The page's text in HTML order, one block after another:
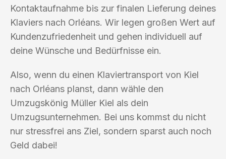
Kontaktaufnahme bis zur finalen Lieferung deines
Klaviers nach Orléans. Wir legen großen Wert auf
Kundenzufriedenheit und gehen individuell auf
deine Wünsche und Bedürfnisse ein.
Also, wenn du einen Klaviertransport von Kiel
nach Orléans planst, dann wähle den
Umzugskönig Müller Kiel als dein
Umzugsunternehmen. Bei uns kommst du nicht
nur stressfrei ans Ziel, sondern sparst auch noch
Geld dabei!